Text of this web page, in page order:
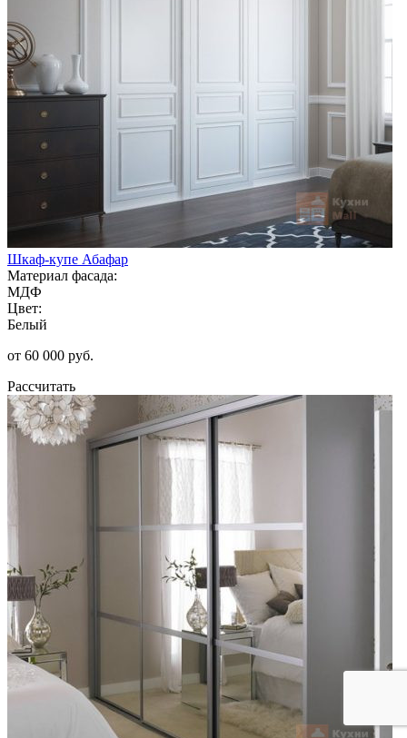
Шкаф-купе Абафар
Материал фасада:
МДФ
Цвет:
Белый
от 60 000 руб.
Рассчитать